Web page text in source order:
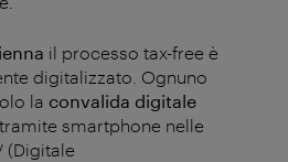
il processo tax-free è
digitalizzato. Ognuno
la convalida digitale
tramite smartphone nelle
(Digitale